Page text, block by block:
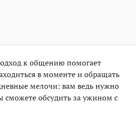
к общению помогает
в моменте и обращать
мелочи: вам ведь нужно
сможете обсудить за ужином с